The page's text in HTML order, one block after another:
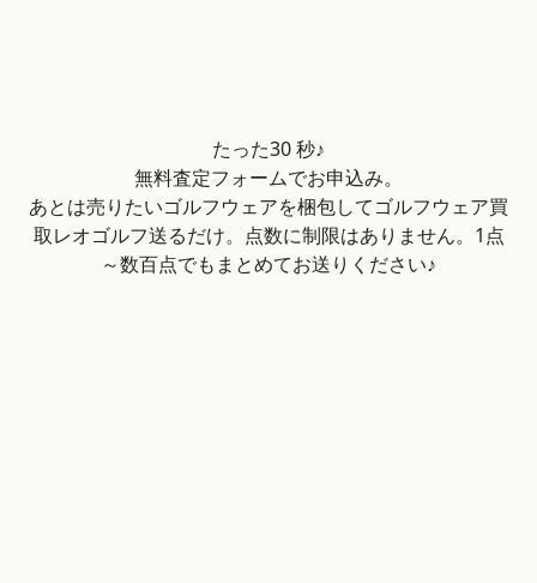
たった30 秒♪
無料査定フォームでお申込み。
あとは売りたいゴルフウェアを梱包してゴルフウェア買
取レオゴルフ送るだけ。点数に制限はありません。1点
～数百点でもまとめてお送りください♪